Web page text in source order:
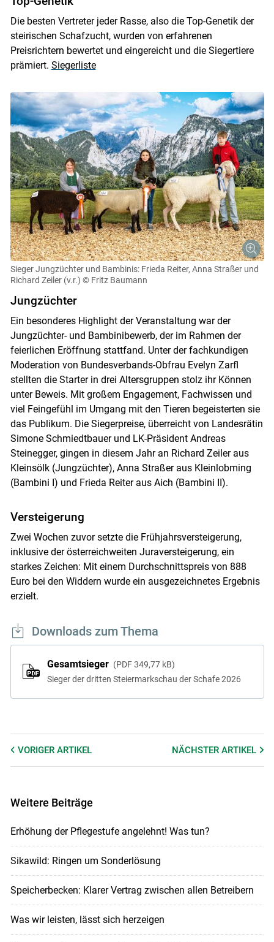
Die besten Vertreter jeder Rasse, also die Top-Genetik der
steirischen Schafzucht, wurden von erfahrenen
Preisrichtern bewertet und eingereicht und die Siegertiere
prämiert. Siegerliste
Sieger Jungzüchter und Bambinis: Frieda Reiter, Anna Straßer und
Richard Zeiler (v.r.) © Fritz Baumann
Jungzüchter
Ein besonderes Highlight der Veranstaltung war der
Jungzüchter- und Bambinibewerb, der im Rahmen der
feierlichen Eröffnung stattfand. Unter der fachkundigen
Moderation von Bundesverbands-Obfrau Evelyn Zarfl
stellten die Starter in drei Altersgruppen stolz ihr Können
unter Beweis. Mit großem Engagement, Fachwissen und
viel Feingefühl im Umgang mit den Tieren begeisterten sie
das Publikum. Die Siegerpreise, überreicht von Landesrätin
Simone Schmiedtbauer und LK-Präsident Andreas
Steinegger, gingen in diesem Jahr an Richard Zeiler aus
Kleinsölk (Jungzüchter), Anna Straßer aus Kleinlobming
(Bambini I) und Frieda Reiter aus Aich (Bambini II).
Versteigerung
Zwei Wochen zuvor setzte die Frühjahrsversteigerung,
inklusive der österreichweiten Juraversteigerung, ein
starkes Zeichen: Mit einem Durchschnittspreis von 888
Euro bei den Widdern wurde ein ausgezeichnetes Ergebnis
erzielt.
Downloads zum Thema
Gesamtsieger PDF 349,77 kB
Sieger der dritten Steiermarkschau der Schafe 2026
VORIGER ARTIKEL NÄCHSTERARTIKEL
Weitere Beiträge
Erhöhung der Pflegestufe angelehnt! Was tun?
Sikawild: Ringen um Sonderlösung
Speicherbecken: Klarer Vertrag zwischen allen Betreibern
Was wir leisten, lässt sich herzeigen